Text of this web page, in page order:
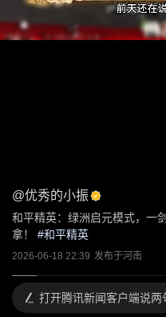
@优秀的小振
和平精英：绿洲启元模式，一
拿！
#和平精英
2026-06-18 22:39 发布于河南
打开腾讯新闻客户端说两